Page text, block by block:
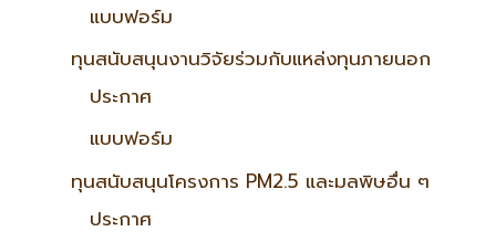
แบบฟอร์ม
ทุนสนับสนุนงานวิจัยร่วมกับแหล่งทุนภายนอก
ประกาศ
แบบฟอร์ม
ทุนสนับสนุนโครงการ PM2.5 และมลพิษอื่น ๆ
ประกาศ